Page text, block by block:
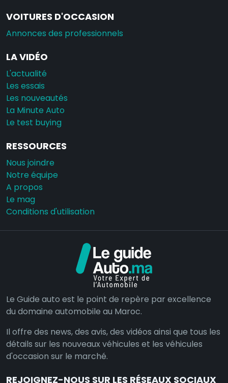
VOITURES D'OCCASION
Annonces des professionnels
LA VIDÉO
L'actualité
Les essais
Les nouveautés
La Minute Auto
Le test buying
RESSOURCES
Nous joindre
Notre équipe
A propos
Le mag
Conditions d'utilisation
Le Guide auto est le point de repère par excellence
du domaine automobile au Maroc.
Il offre des news, des avis, des vidéos ainsi que tous les
détails sur les nouveaux véhicules et les véhicules
d'occasion sur le marché.
REJOIGNEZ-NOUS SUR LES RÉSEAUX SOCIAUX